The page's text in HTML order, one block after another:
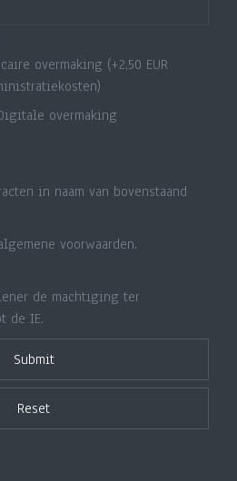
overmaking (+2,50 EUR
overmaking
in naam van bovenstaand
voorwaarden.
de machtiging ter
de IE.